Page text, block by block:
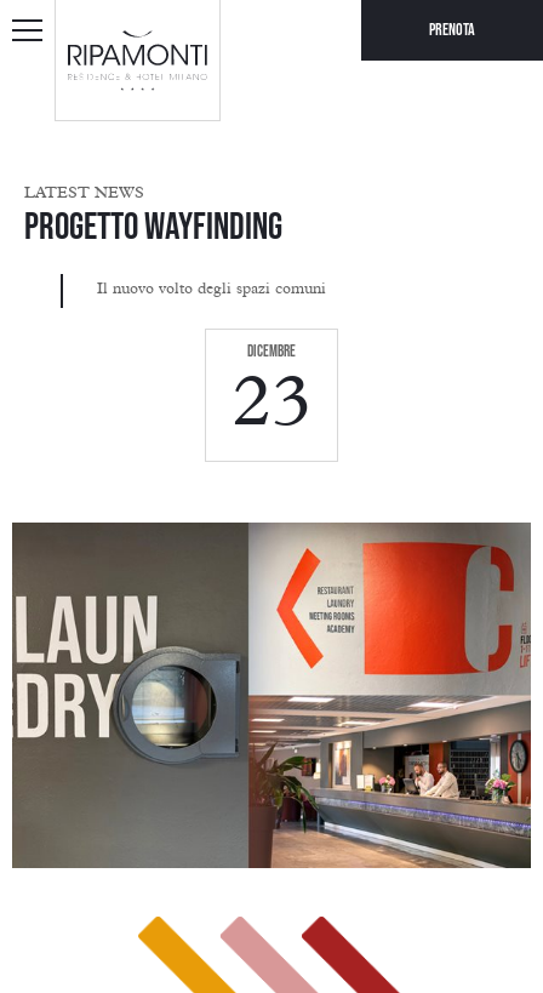
Prenota
LATEST NEWS
Progetto Wayfinding
Il nuovo volto degli spazi comuni
dicembre
23